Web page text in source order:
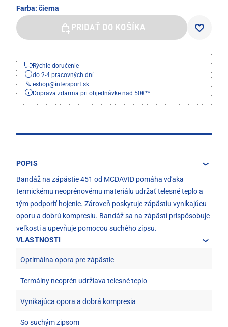
Farba: čierna
PRIDAŤ DO KOŠÍKA
Rýchle doručenie
do 2-4 pracovných dní
eshop@intersport.sk
Doprava zdarma pri objednávke nad 50€**
POPIS
Bandáž na zápästie 451 od MCDAVID pomáha vďaka
termickému neoprénovému materiálu udržať telesné teplo a
tým podporiť hojenie. Zároveň poskytuje zápästiu vynikajúcu
oporu a dobrú kompresiu. Bandáž sa na zápästí prispôsobuje
veľkosti a upevňuje pomocou suchého zipsu.
VLASTNOSTI
Optimálna opora pre zápästie
Termálny neoprén udržiava telesné teplo
Vynikajúca opora a dobrá kompresia
So suchým zipsom